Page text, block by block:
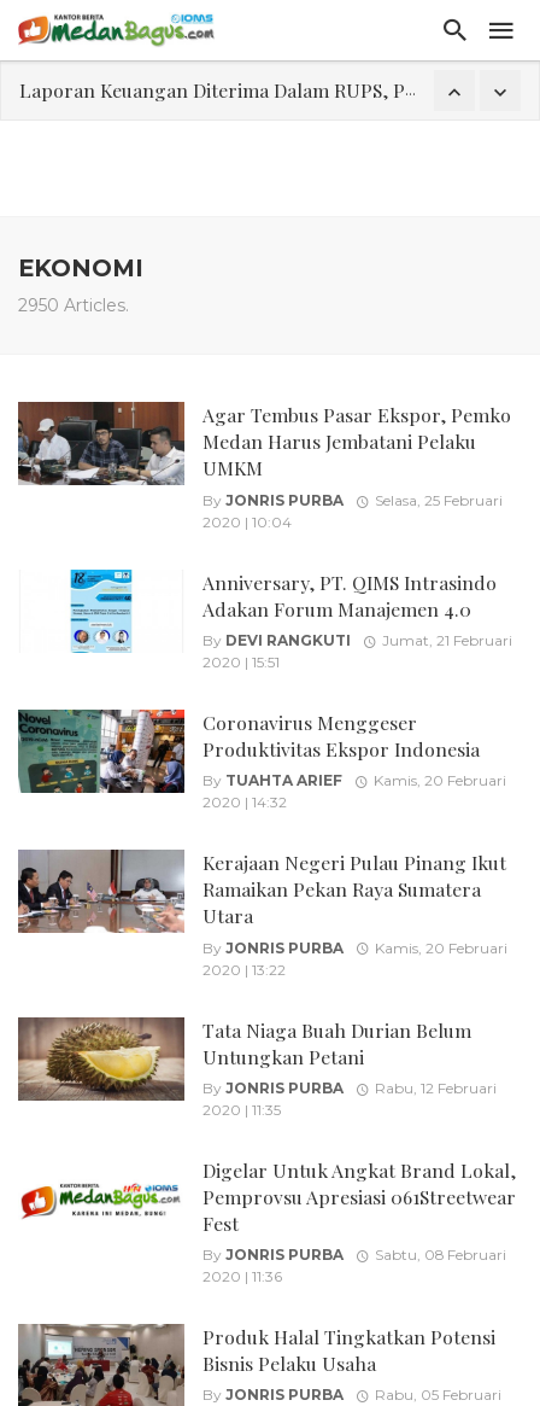
Laporan Keuangan Diterima Dalam RUPS, Pelaporan Hingga Penahanan Mantan Direktur PT GKS Dinilai Rancu
EKONOMI
2950 Articles.
Agar Tembus Pasar Ekspor, Pemko
Medan Harus Jembatani Pelaku
UMKM
By JONRIS PURBA
Selasa, 25 Februari
2020 | 10:04
Anniversary, PT. QIMS Intrasindo
Adakan Forum Manajemen 4.0
By DEVI RANGKUTI
Jumat, 21 Februari
2020 | 15:51
Coronavirus Menggeser
Produktivitas Ekspor Indonesia
By TUAHTA ARIEF
Kamis, 20 Februari
2020 | 14:32
Kerajaan Negeri Pulau Pinang Ikut
Ramaikan Pekan Raya Sumatera
Utara
By JONRIS PURBA
Kamis, 20 Februari
2020 | 13:22
Tata Niaga Buah Durian Belum
Untungkan Petani
By JONRIS PURBA
Rabu, 12 Februari
2020 | 11:35
Digelar Untuk Angkat Brand Lokal,
Pemprovsu Apresiasi 061Streetwear
Fest
By JONRIS PURBA
Sabtu, 08 Februari
2020 | 11:36
Produk Halal Tingkatkan Potensi
Bisnis Pelaku Usaha
By JONRIS PURBA
Rabu, 05 Februari